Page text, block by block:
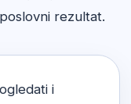
rezultat.
i